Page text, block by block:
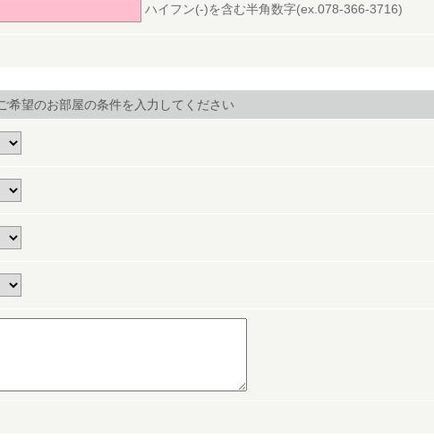
ハイフン(-)を含む半角数字(ex.078-366-3716)
望のお部屋の条件を入力してください